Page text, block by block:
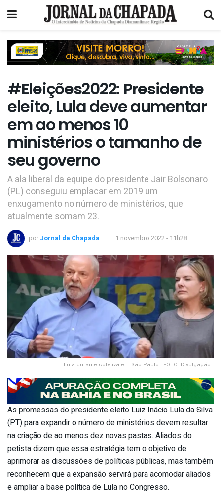
#Eleições2022: Presidente
eleito, Lula deve aumentar
em ao menos 10
ministérios o tamanho de
seu governo
A ala liberal da equipe do presidente Jair Bolsonaro
(PL) conseguiu emplacar em 2019 um
enxugamento no número de ministérios, que
atualmente somam 23.
por Jornal da Chapada 1 novembro 2022 - 11h28
Lula durante coletiva em São Paulo | FOTO: Divulgação |
As promessas do presidente eleito Luiz Inácio Lula da Silva
(PT) para expandir o número de ministérios devem resultar
na criação de ao menos dez novas pastas. Aliados do
petista dizem que essa estratégia tem o objetivo de
aprimorar as discussões de políticas públicas, mas também
reconhecem que a expansão servirá para acomodar aliados
e ampliar a base política de Lula no Congresso.